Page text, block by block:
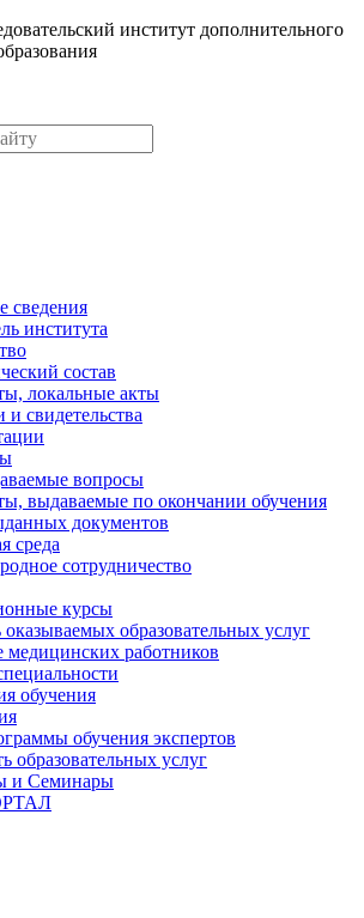
институт дополнительного
сведения
института
состав
локальные акты
свидетельства
вопросы
выдаваемые по окончании обучения
документов
среда
сотрудничество
курсы
образовательных услуг
медицинских работников
обучения
обучения экспертов
образовательных услуг
и Семинары